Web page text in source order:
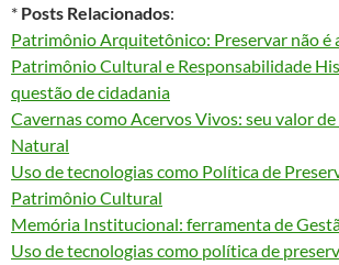
* Posts Relacionados:
Patrimônio Arquitetônico: Preservar não é
Patrimônio Cultural e Responsabilidade
questão de cidadania
Cavernas como Acervos Vivos: seu valor
Natural
Uso de tecnologias como Política de
Patrimônio Cultural
Memória Institucional: ferramenta de
Uso de tecnologias como política de